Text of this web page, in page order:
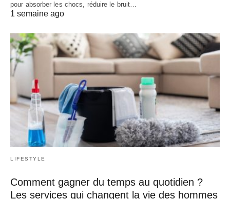
pour absorber les chocs, réduire le bruit…
1 semaine ago
LIFESTYLE
Comment gagner du temps au quotidien ?
Les services qui changent la vie des hommes